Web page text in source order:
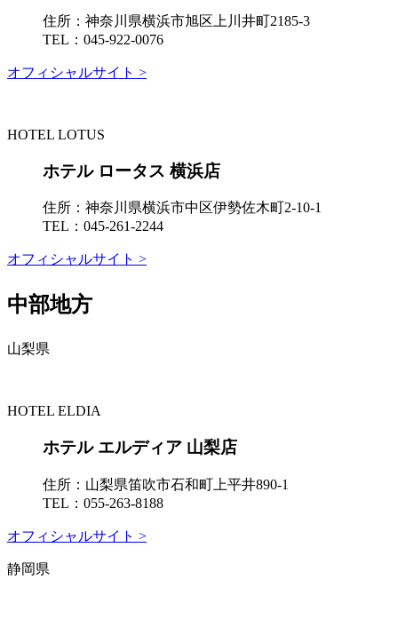
住所： 神奈川県横浜市旭区上川井町2185-3
TEL： 045-922-0076
オフィシャルサイト >
HOTEL LOTUS
ホテル ロータス 横浜店
住所： 神奈川県横浜市中区伊勢佐木町2-10-1
TEL： 045-261-2244
オフィシャルサイト >
中部地方
山梨県
HOTEL ELDIA
ホテル エルディア 山梨店
住所： 山梨県笛吹市石和町上平井890-1
TEL： 055-263-8188
オフィシャルサイト >
静岡県